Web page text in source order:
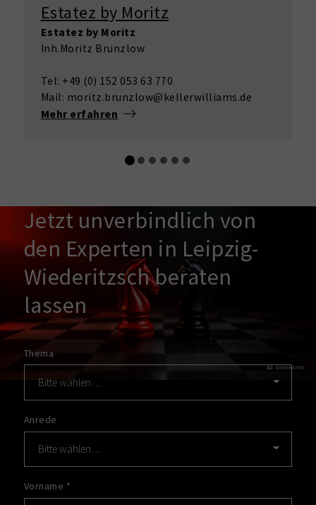
Estatez by Moritz
Estatez by Moritz
Inh.Moritz Brunzlow
Tel: +49 (0) 152 053 63 770
Mail: moritz.brunzlow@kellerwilliams.de
Mehr erfahren
Jetzt unverbindlich von
den Experten in Leipzig-
Wiederitzsch beraten
lassen
Thema
Anrede
Vorname *